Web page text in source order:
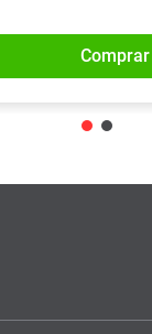
Comprar